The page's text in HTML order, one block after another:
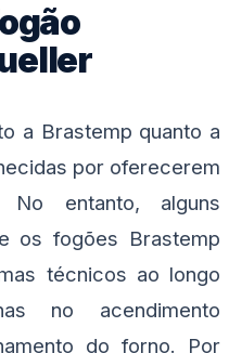
a Brastemp quanto a
por oferecerem
No entanto, alguns
os fogões Brastemp
técnicos ao longo
no acendimento
do forno. Por